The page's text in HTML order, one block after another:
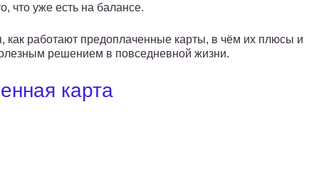
что уже есть на балансе.
как работают предоплаченные карты, в чём их плюсы и
решением в повседневной жизни.
карта